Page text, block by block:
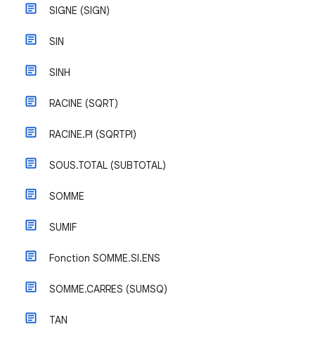
SIGNE (SIGN)
SIN
SINH
RACINE (SQRT)
RACINE.PI (SQRTPI)
SOUS.TOTAL (SUBTOTAL)
SOMME
SUMIF
Fonction SOMME.SI.ENS
SOMME.CARRES (SUMSQ)
TAN